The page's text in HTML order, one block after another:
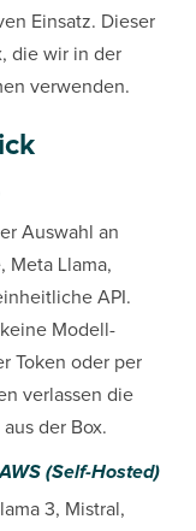
Einsatz. Dieser
die wir in der
verwenden.
Auswahl an
Meta Llama,
API.
Modell-
Token oder per
verlassen die
der Box.
(Self-Hosted)
3, Mistral,